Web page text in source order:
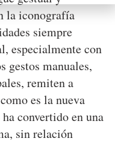
la iconografía
siempre
especialmente con
gestos manuales,
remiten a
es la nueva
convertido en una
sin relación